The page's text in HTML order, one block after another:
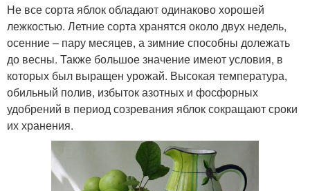
Не все сорта яблок обладают одинаково хорошей
лежкостью. Летние сорта хранятся около двух недель,
осенние – пару месяцев, а зимние способны долежать
до весны. Также большое значение имеют условия, в
которых был выращен урожай. Высокая температура,
обильный полив, избыток азотных и фосфорных
удобрений в период созревания яблок сокращают сроки
их хранения.